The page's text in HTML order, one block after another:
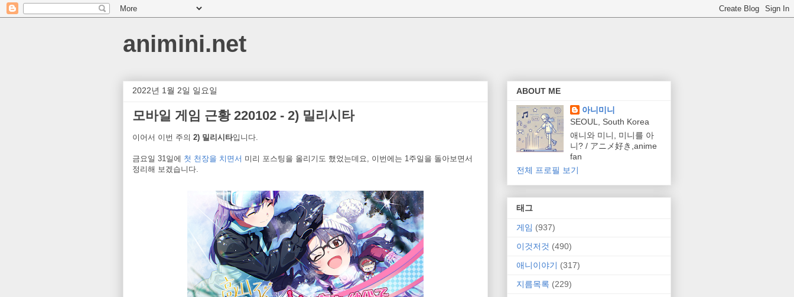
animini.net
2022년 1월 2일 일요일
모바일 게임 근황 220102 - 2) 밀리시타
이어서 이번 주의 2) 밀리시타입니다.
금요일 31일에 첫 천장을 치면서 미리 포스팅을 올리기도 했었는데요, 이번에는 1주일을 돌아보면서
정리해 보겠습니다.
ABOUT ME
아니미니
SEOUL, South Korea
애니와 미니, 미니를 아
니? / アニメ好き,anime
fan
전체 프로필 보기
태그
게임 (937)
이것저것 (490)
애니이야기 (317)
지름목록 (229)